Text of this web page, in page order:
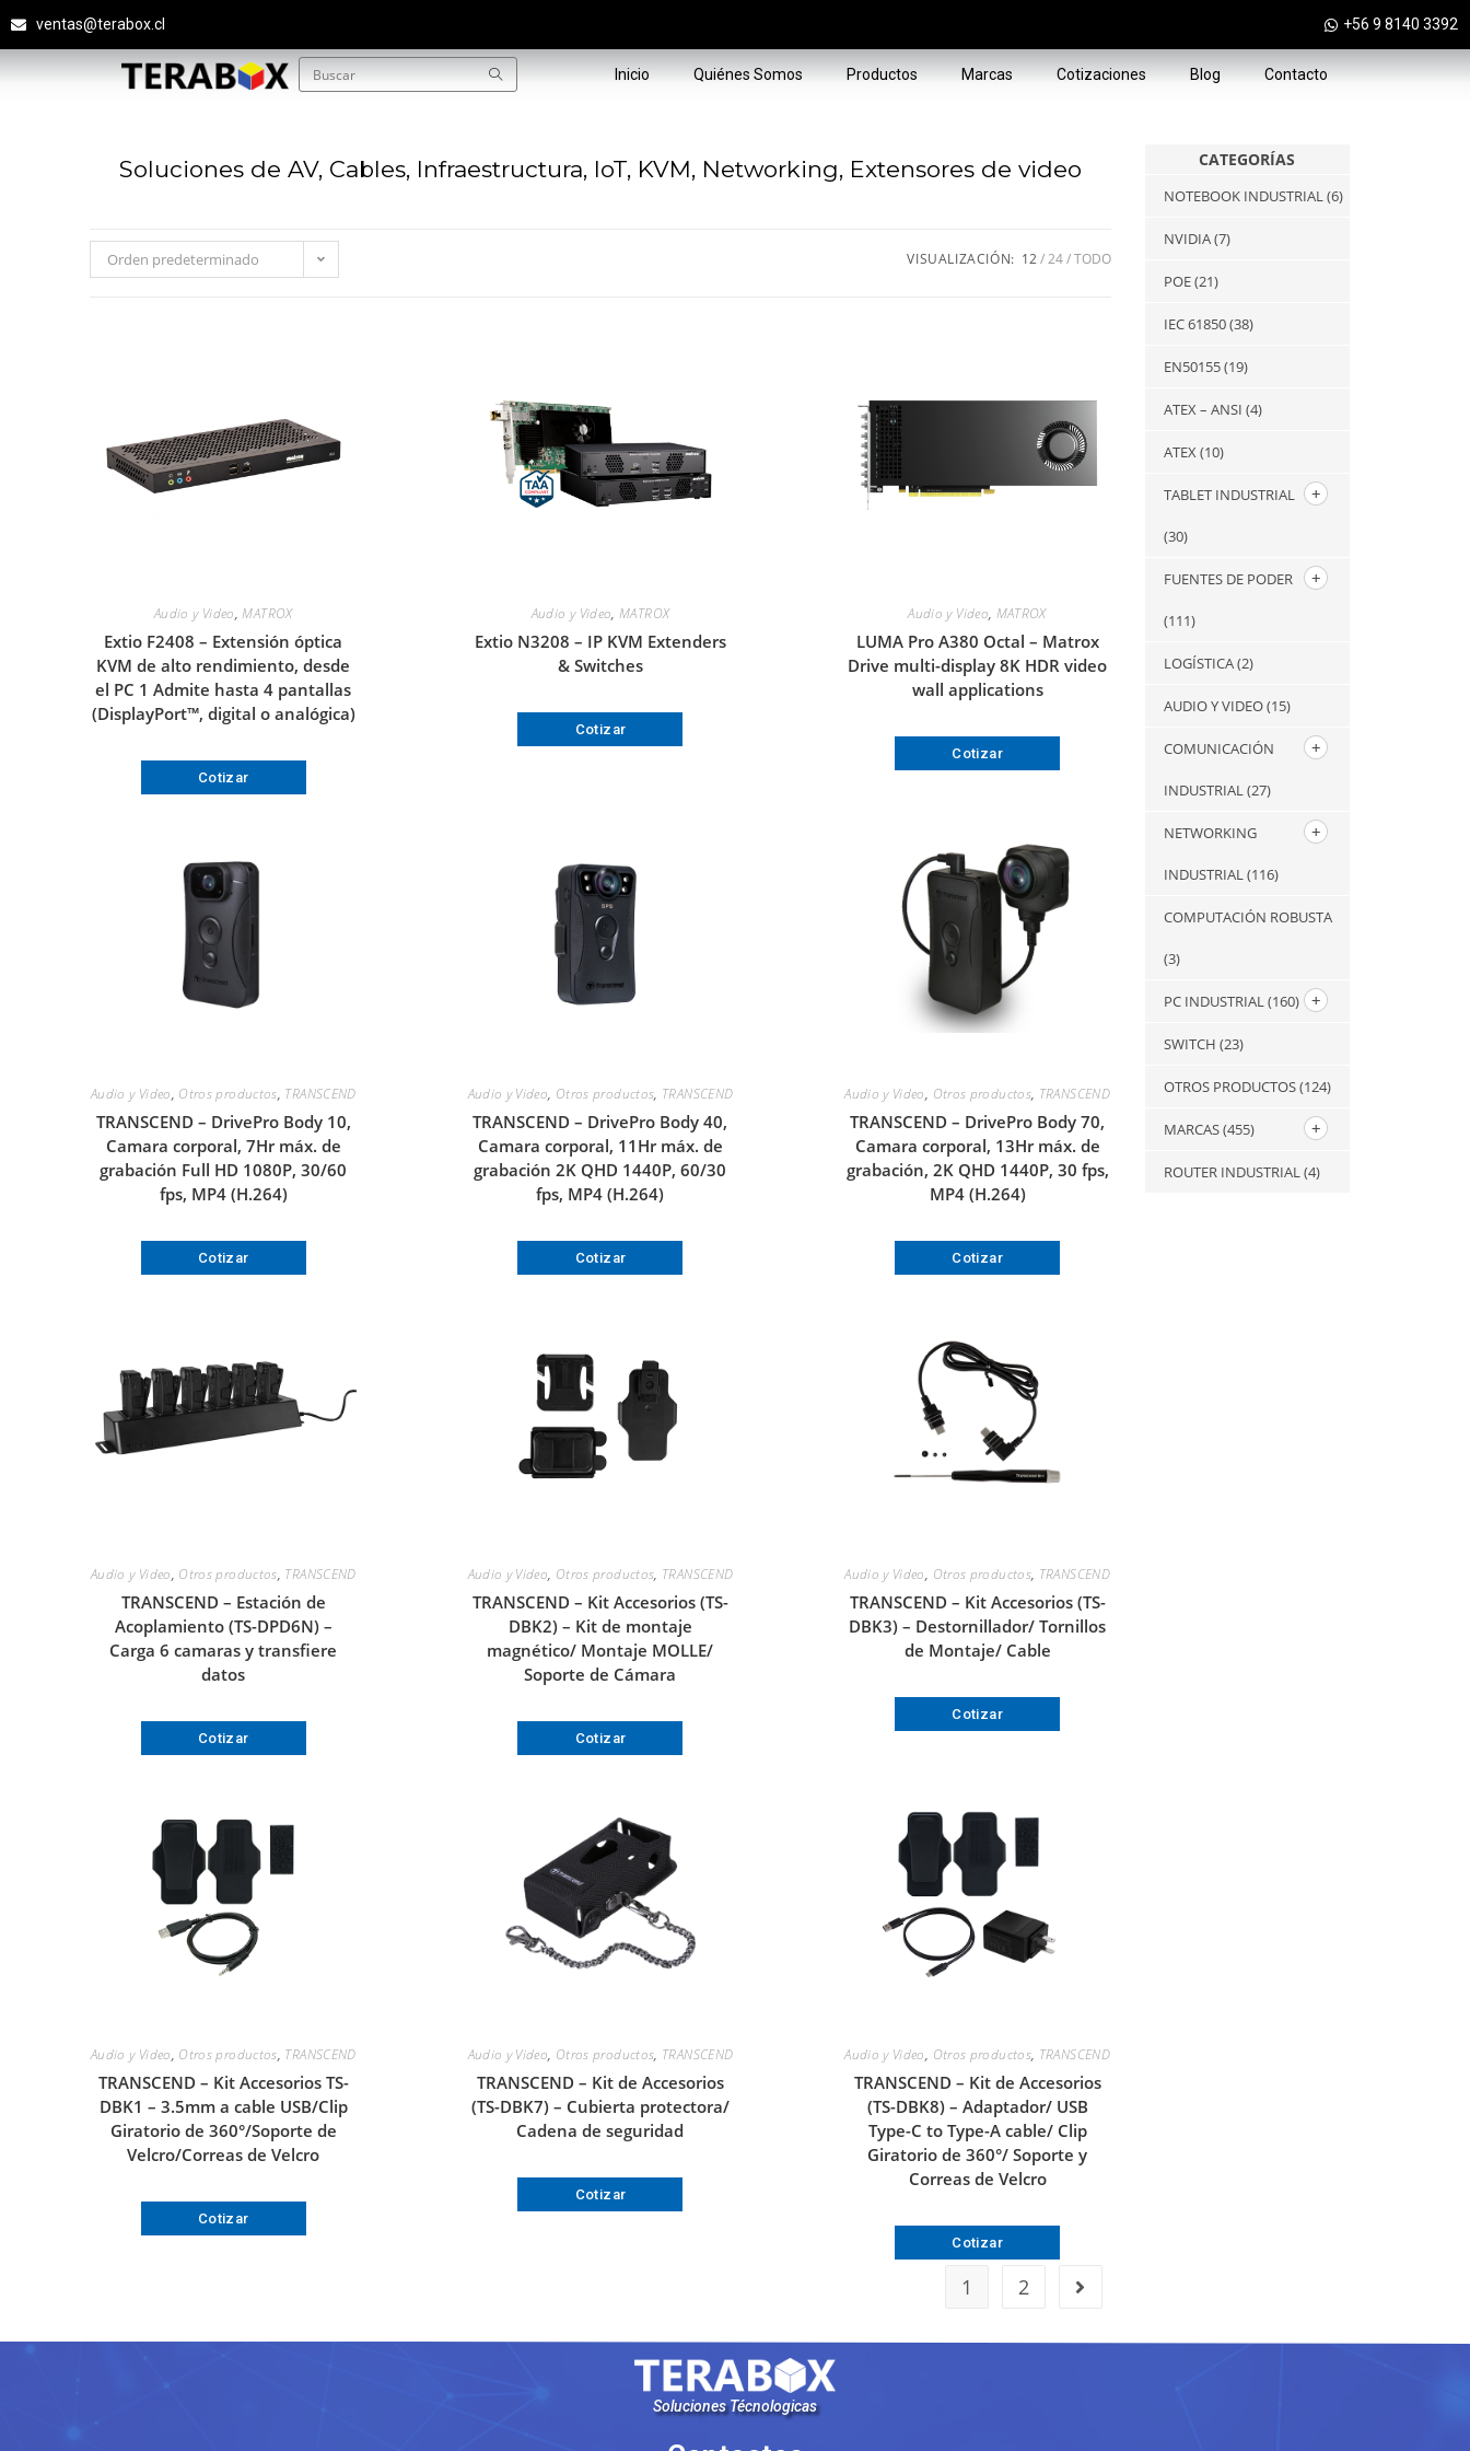
ventas@terabox.cl +56 9 8140 3392
Inicio Quiénes Somos Productos Marcas Cotizaciones Blog Contacto
Soluciones de AV, Cables, Infraestructura, IoT, KVM, Networking, Extensores de video
Orden predeterminado VISUALIZACIÓN: 12 24 TODO
Audio y Video,MATROX
Extio F2408 – Extensión óptica
KVM de alto rendimiento, desde
el PC 1 Admite hasta 4 pantallas
(DisplayPort™, digital o analógica)
Cotizar
Audio y Video,MATROX
Extio N3208 – IP KVM Extenders
& Switches
Cotizar
Audio y Video, MATROX
LUMA Pro A380 Octal – Matrox
Drive multi-display 8K HDR video
wall applications
Cotizar
Audio y Video, Otros productos, TRANSCEND
TRANSCEND – DrivePro Body 10,
Camara corporal, 7Hr máx. de
grabación Full HD 1080P, 30/60
fps, MP4 (H.264)
Cotizar
Audio y Video, Otros productos, TRANSCEND
TRANSCEND – DrivePro Body 40,
Camara corporal, 11Hr máx. de
grabación 2K QHD 1440P, 60/30
fps, MP4 (H.264)
Cotizar
Audio y Video, Otros productos, TRANSCEND
TRANSCEND – DrivePro Body 70,
Camara corporal, 13Hr máx. de
grabación, 2K QHD 1440P, 30 fps,
MP4 (H.264)
Cotizar
Audio y Video, Otros productos, TRANSCEND
TRANSCEND – Estación de
Acoplamiento (TS-DPD6N) –
Carga 6 camaras y transfiere
datos
Cotizar
Audio y Video, Otros productos, TRANSCEND
TRANSCEND – Kit Accesorios (TS-
DBK2) – Kit de montaje
magnético/ Montaje MOLLE/
Soporte de Cámara
Cotizar
Audio y Video, Otros productos, TRANSCEND
TRANSCEND – Kit Accesorios (TS-
DBK3) – Destornillador/ Tornillos
de Montaje/ Cable
Cotizar
Audio y Video, Otros productos, TRANSCEND
TRANSCEND – Kit Accesorios TS-
DBK1 – 3.5mm a cable USB/Clip
Giratorio de 360°/Soporte de
Velcro/Correas de Velcro
Cotizar
Audio y Video, Otros productos, TRANSCEND
TRANSCEND – Kit de Accesorios
(TS-DBK7) – Cubierta protectora/
Cadena de seguridad
Cotizar
Audio y Video, Otros productos, TRANSCEND
TRANSCEND – Kit de Accesorios
(TS-DBK8) – Adaptador/ USB
Type-C to Type-A cable/ Clip
Giratorio de 360°/ Soporte y
Correas de Velcro
Cotizar
1 2
CATEGORÍAS
NOTEBOOK INDUSTRIAL(6)
NVIDIA(7)
POE(21)
IEC 61850(38)
EN50155(19)
ATEX – ANSI (4)
ATEX(10)
TABLET INDUSTRIAL
(30)
FUENTES DE PODER
(111)
LOGÍSTICA(2)
AUDIO Y VIDEO(15)
COMUNICACIÓN
INDUSTRIAL(27)
NETWORKING
INDUSTRIAL(116)
COMPUTACIÓN ROBUSTA
(3)
PC INDUSTRIAL(160)
SWITCH (23)
OTROS PRODUCTOS(124)
MARCAS(455)
ROUTER INDUSTRIAL(4)
Soluciones Técnologicas